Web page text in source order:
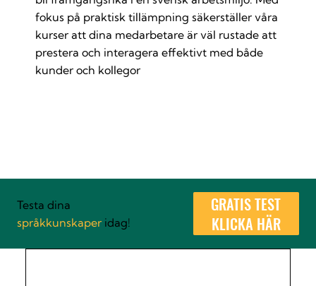
fokus på praktisk tillämpning säkerställer våra
kurser att dina medarbetare är väl rustade att
prestera och interagera effektivt med både
kunder och kollegor
Testa dina
språkkunskaper idag!
GRATIS TEST
KLICKA HÄR